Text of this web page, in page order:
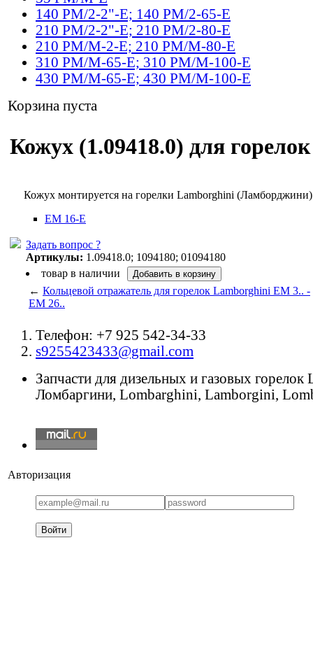
140 PM/2-2"-E; 140 PM/2-65-E
210 PM/2-2"-E; 210 PM/2-80-E
210 PM/M-2-E; 210 PM/M-80-E
310 PM/M-65-E; 310 PM/M-100-E
430 PM/M-65-E; 430 PM/M-100-E
Корзина пуста
Кожух (1.09418.0) для
Кожух монтируется на горелки Lamborghini
EM 16-E
Задать вопрос ?
Артикулы: 1.09418.0; 1094180; 01094180
товар в наличии
← Кольцевой отражатель для горелок Lamborghini EM 3.. -
EM 26..
Телефон: +7 925 542-34-33
s9255423433@gmail.com
Запчасти для дизельных и газовых
Ломбаргини, Lombarghini, Lamborgini,
Авторизация